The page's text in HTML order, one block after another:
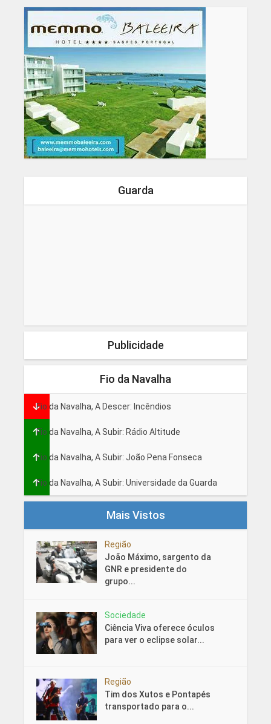
Guarda
Publicidade
Fio da Navalha
Fio da Navalha, A Descer: Incêndios
Fio da Navalha, A Subir: Rádio Altitude
Fio da Navalha, A Subir: João Pena Fonseca
Fio da Navalha, A Subir: Universidade da Guarda
Mais Vistos
Região
João Máximo, sargento da
GNR e presidente do
grupo...
Sociedade
Ciência Viva oferece óculos
para ver o eclipse solar...
Região
Tim dos Xutos e Pontapés
transportado para o...